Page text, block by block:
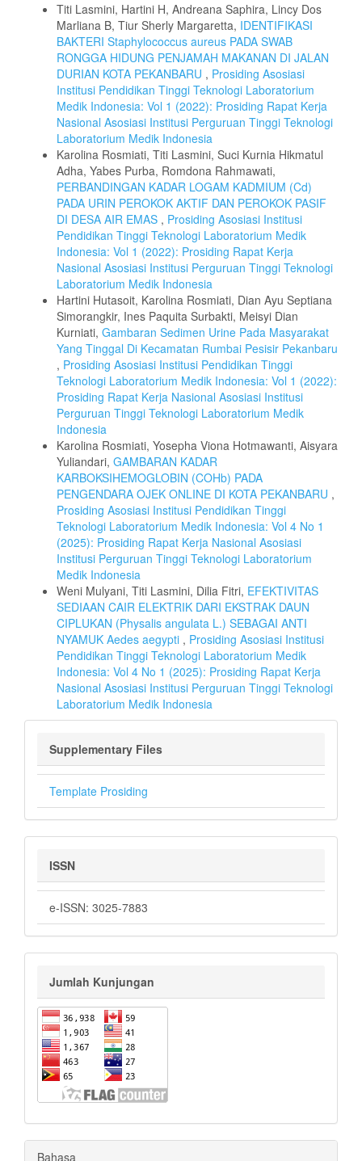
Titi Lasmini, Hartini H, Andreana Saphira, Lincy Dos
Marliana B, Tiur Sherly Margaretta, IDENTIFIKASI
BAKTERI Staphylococcus aureus PADA SWAB
RONGGA HIDUNG PENJAMAH MAKANAN DI JALAN
DURIAN KOTA PEKANBARU , Prosiding Asosiasi
Institusi Pendidikan Tinggi Teknologi Laboratorium
Medik Indonesia: Vol 1 (2022): Prosiding Rapat Kerja
Nasional Asosiasi Institusi Perguruan Tinggi Teknologi
Laboratorium Medik Indonesia
Karolina Rosmiati, Titi Lasmini, Suci Kurnia Hikmatul
Adha, Yabes Purba, Romdona Rahmawati,
PERBANDINGAN KADAR LOGAM KADMIUM (Cd)
PADA URIN PEROKOK AKTIF DAN PEROKOK PASIF
DI DESA AIR EMAS , Prosiding Asosiasi Institusi
Pendidikan Tinggi Teknologi Laboratorium Medik
Indonesia: Vol 1 (2022): Prosiding Rapat Kerja
Nasional Asosiasi Institusi Perguruan Tinggi Teknologi
Laboratorium Medik Indonesia
Hartini Hutasoit, Karolina Rosmiati, Dian Ayu Septiana
Simorangkir, Ines Paquita Surbakti, Meisyi Dian
Kurniati, Gambaran Sedimen Urine Pada Masyarakat
Yang Tinggal Di Kecamatan Rumbai Pesisir Pekanbaru
, Prosiding Asosiasi Institusi Pendidikan Tinggi
Teknologi Laboratorium Medik Indonesia: Vol 1 (2022):
Prosiding Rapat Kerja Nasional Asosiasi Institusi
Perguruan Tinggi Teknologi Laboratorium Medik
Indonesia
Karolina Rosmiati, Yosepha Viona Hotmawanti, Aisyara
Yuliandari, GAMBARAN KADAR
KARBOKSIHEMOGLOBIN (COHb) PADA
PENGENDARA OJEK ONLINE DI KOTA PEKANBARU ,
Prosiding Asosiasi Institusi Pendidikan Tinggi
Teknologi Laboratorium Medik Indonesia: Vol 4 No 1
(2025): Prosiding Rapat Kerja Nasional Asosiasi
Institusi Perguruan Tinggi Teknologi Laboratorium
Medik Indonesia
Weni Mulyani, Titi Lasmini, Dilia Fitri, EFEKTIVITAS
SEDIAAN CAIR ELEKTRIK DARI EKSTRAK DAUN
CIPLUKAN (Physalis angulata L.) SEBAGAI ANTI
NYAMUK Aedes aegypti , Prosiding Asosiasi Institusi
Pendidikan Tinggi Teknologi Laboratorium Medik
Indonesia: Vol 4 No 1 (2025): Prosiding Rapat Kerja
Nasional Asosiasi Institusi Perguruan Tinggi Teknologi
Laboratorium Medik Indonesia
Supplementary Files
Template Prosiding
ISSN
e-ISSN: 3025-7883
Jumlah Kunjungan
Bahasa